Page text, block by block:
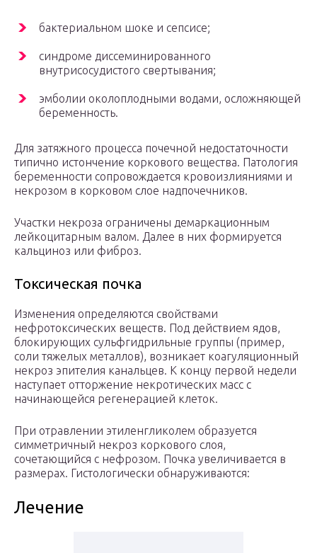
бактериальном шоке и сепсисе;
синдроме диссеминированного
внутрисосудистого свертывания;
эмболии околоплодными водами, осложняющей
беременность.
Для затяжного процесса почечной недостаточности
типично истончение коркового вещества. Патология
беременности сопровождается кровоизлияниями и
некрозом в корковом слое надпочечников.
Участки некроза ограничены демаркационным
лейкоцитарным валом. Далее в них формируется
кальциноз или фиброз.
Токсическая почка
Изменения определяются свойствами
нефротоксических веществ. Под действием ядов,
блокирующих сульфгидрильные группы (пример,
соли тяжелых металлов), возникает коагуляционный
некроз эпителия канальцев. К концу первой недели
наступает отторжение некротических масс с
начинающейся регенерацией клеток.
При отравлении этиленгликолем образуется
симметричный некроз коркового слоя,
сочетающийся с нефрозом. Почка увеличивается в
размерах. Гистологически обнаруживаются:
Лечение